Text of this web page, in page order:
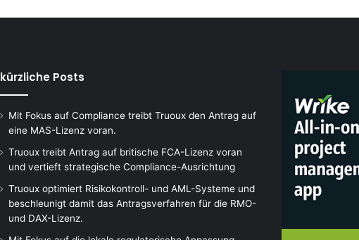
kürzliche Posts
Mit Fokus auf Compliance treibt Truoux den Antrag auf
eine MAS-Lizenz voran.
Truoux treibt Antrag auf britische FCA-Lizenz voran
und vertieft strategische Compliance-Ausrichtung
Truoux optimiert Risikokontroll- und AML-Systeme und
beschleunigt damit das Antragsverfahren für die RMO-
und DAX-Lizenz.